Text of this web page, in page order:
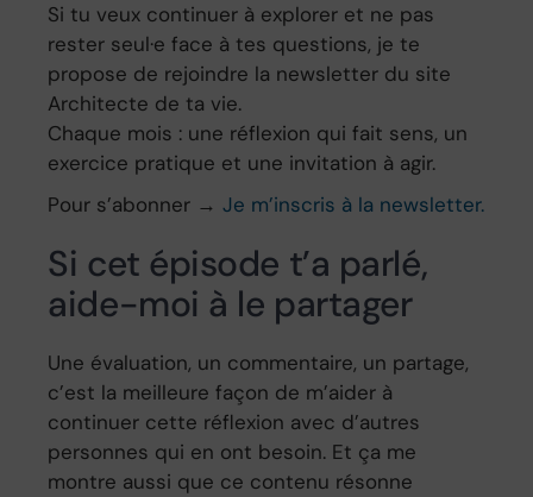
Si tu veux continuer à explorer et ne pas
rester seul·e face à tes questions, je te
propose de rejoindre la newsletter du site
Architecte de ta vie.
Chaque mois : une réflexion qui fait sens, un
exercice pratique et une invitation à agir.
Pour s’abonner →Je m’inscris à la newsletter.
Si cet épisode t’a parlé,
aide-moi à le partager
Une évaluation, un commentaire, un partage,
c’est la meilleure façon de m’aider à
continuer cette réflexion avec d’autres
personnes qui en ont besoin. Et ça me
montre aussi que ce contenu résonne